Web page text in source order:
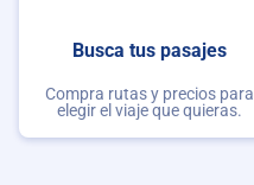
Busca tus pasajes
Compra rutas y precios para
elegir el viaje que quieras.